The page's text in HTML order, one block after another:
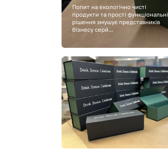
Попит на екологічно чисті
продукти та прості функціональні
рішення змушує представників
бізнесу серй...